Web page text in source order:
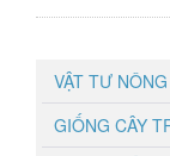
VẬT TƯ
GIỐNG CÂY